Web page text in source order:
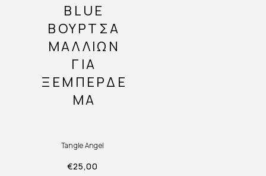
BLUE
ΒΟΎΡΤΣΑ
ΜΑΛΛΙΏΝ
ΓΙΑ
ΞΕΜΠΈΡΔΕ
ΜΑ
Tangle Angel
€25,00